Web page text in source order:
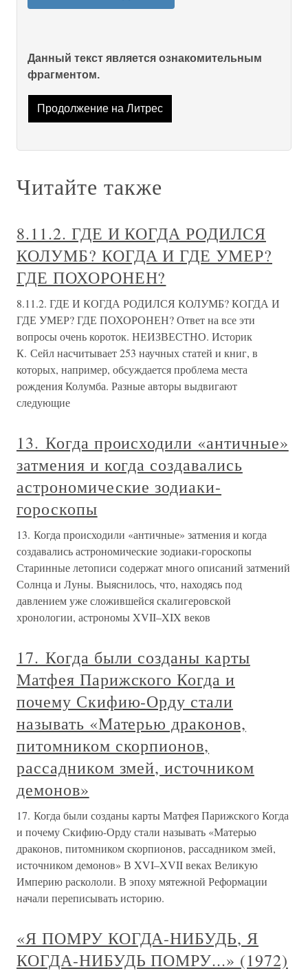
Данный текст является ознакомительным
фрагментом.
Продолжение на Литрес
Читайте также
8.11.2. ГДЕ И КОГДА РОДИЛСЯ
КОЛУМБ? КОГДА И ГДЕ УМЕР?
ГДЕ ПОХОРОНЕН?
8.11.2. ГДЕ И КОГДА РОДИЛСЯ КОЛУМБ? КОГДА И
ГДЕ УМЕР? ГДЕ ПОХОРОНЕН? Ответ на все эти
вопросы очень короток. НЕИЗВЕСТНО. Историк
К. Сейл насчитывает 253 научных статей и книг, в
которых, например, обсуждается проблема места
рождения Колумба. Разные авторы выдвигают
следующие
13. Когда происходили «античные»
затмения и когда создавались
астрономические зодиаки-
гороскопы
13. Когда происходили «античные» затмения и когда
создавались астрономические зодиаки-гороскопы
Старинные летописи содержат много описаний затмений
Солнца и Луны. Выяснилось, что, находясь под
давлением уже сложившейся скалигеровской
хронологии, астрономы XVII–XIX веков
17. Когда были созданы карты
Матфея Парижского Когда и
почему Скифию-Орду стали
называть «Матерью драконов,
питомником скорпионов,
рассадником змей, источником
демонов»
17. Когда были созданы карты Матфея Парижского Когда
и почему Скифию-Орду стали называть «Матерью
драконов, питомником скорпионов, рассадником змей,
источником демонов» В XVI–XVII веках Великую
Империю раскололи. В эпоху мятежной Реформации
начали переписывать историю.
«Я ПОМРУ КОГДА-НИБУДЬ, Я
КОГДА-НИБУДЬ ПОМРУ...» (1972)